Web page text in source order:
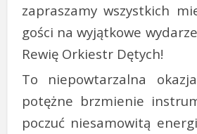
zapraszamy wszystkich
gości na wyjątkowe
Rewię Orkiestr Dętych!
To niepowtarzalna
potężne brzmienie
poczuć niesamowitą